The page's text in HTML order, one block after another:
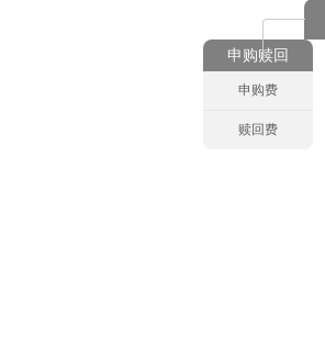
申购赎回
申购费
赎回费